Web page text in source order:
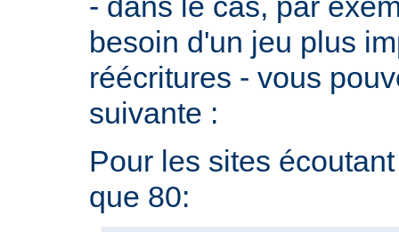
besoin d'un jeu plus
réécritures - vous
suivante :
Pour les sites
que 80: